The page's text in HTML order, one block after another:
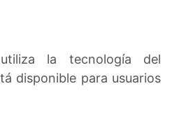
la tecnología del
disponible para usuarios